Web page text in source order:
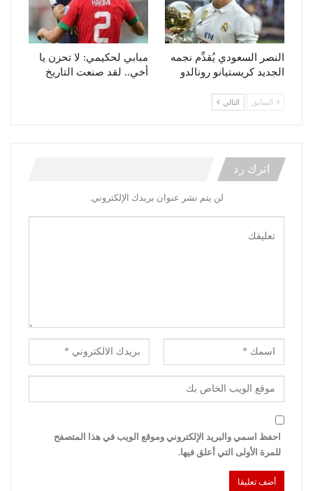
النصر السعودي يُقدِّم نجمه
الجديد كريستيانو رونالدو
مبابي لحكيمي: لا تحزن يا
أخي.. لقد صنعت التاريخ
السابق التالي
اترك رد
لن يتم نشر عنوان بريدك الإلكتروني.
احفظ اسمي والبريد الإلكتروني وموقع الويب في هذا المتصفح
للمرة الأولى التي أعلق فيها.